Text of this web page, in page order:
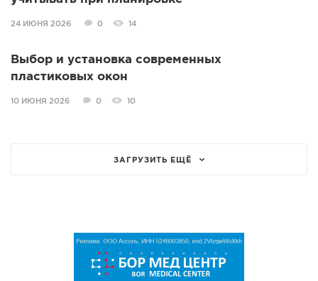
24 ИЮНЯ 2026 0 14
Выбор и установка современных
пластиковых окон
10 ИЮНЯ 2026 0 10
ЗАГРУЗИТЬ ЕЩЁ